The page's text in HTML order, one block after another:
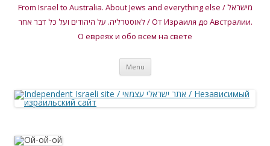
From Israel to Australia. About Jews and everything else / מישראל
לאוסטרליה. על היהודים ועל כל דבר אחר / От Израиля до Австралии.
О евреях и обо всем на свете
Menu Skip
content